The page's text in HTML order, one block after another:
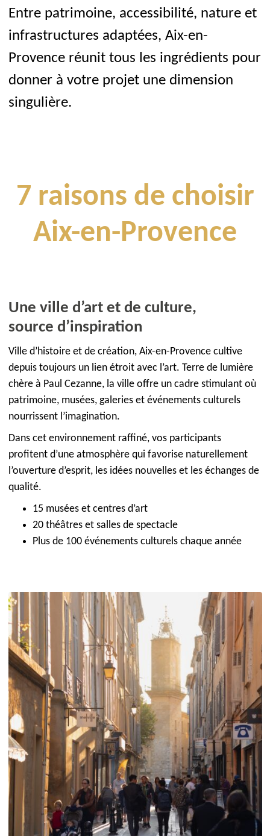
Entre patrimoine, accessibilité, nature et
infrastructures adaptées, Aix-en-
Provence réunit tous les ingrédients pour
donner à votre projet une dimension
singulière.
7 raisons de choisir
Aix-en-Provence
Une ville d’art et de culture,
source d’inspiration
Ville d’histoire et de création, Aix-en-Provence cultive
depuis toujours un lien étroit avec l’art. Terre de lumière
chère à Paul Cezanne, la ville offre un cadre stimulant où
patrimoine, musées, galeries et événements culturels
nourrissent l’imagination.
Dans cet environnement raffiné, vos participants
profitent d’une atmosphère qui favorise naturellement
l’ouverture d’esprit, les idées nouvelles et les échanges de
qualité.
15 musées et centres d’art
20 théâtres et salles de spectacle
Plus de 100 événements culturels chaque année